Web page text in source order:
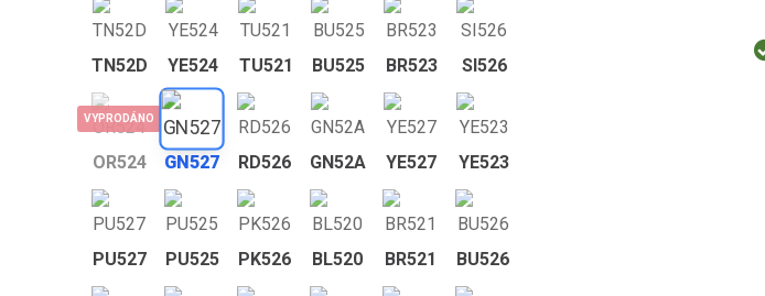
TN52D YE524 TU521 BU525 BR523 SI526
VYPRODÁNO
OR524 GN527 RD526 GN52A YE527 YE523
PU527 PU525 PK526 BL520 BR521 BU526